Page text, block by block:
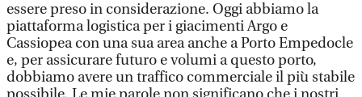
essere preso in considerazione. Oggi abbiamo la
piattaforma logistica per i giacimenti Argo e
Cassiopea con una sua area anche a Porto Empedocle
e, per assicurare futuro e volumi a questo porto,
dobbiamo avere un traffico commerciale il più stabile